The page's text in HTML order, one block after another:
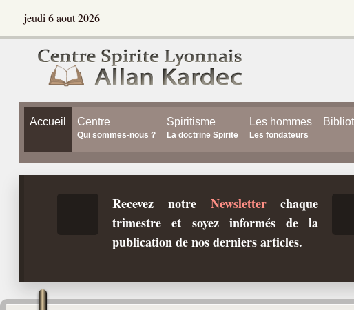
jeudi 6 aout 2026
Accueil Centre
Qui sommes-nous ?
Spiritisme
La doctrine Spirite
Les hommes
Les fondateurs
Recevez notre Newsletterchaque
trimestre et soyez informés de la
publication de nos derniers articles.